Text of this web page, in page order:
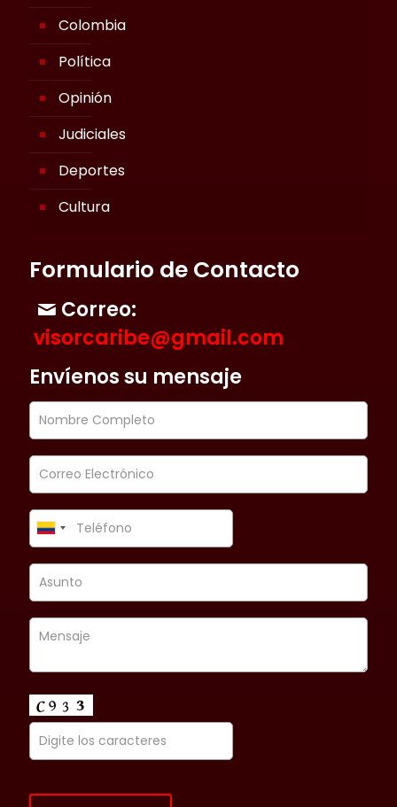
Colombia
Política
Opinión
Judiciales
Deportes
Cultura
Formulario de Contacto
Correo:
visorcaribe@gmail.com
Envíenos su mensaje